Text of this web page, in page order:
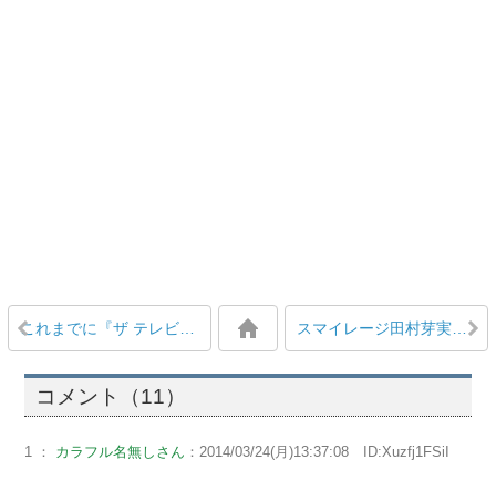
これまでに『ザ テレビジョン』の表紙を飾ったハロプロメンバーは？ スマイレージ田村芽実、高校進学確定！ 「女子高生生活エンジョイ予定」のお知らせ
コメント（11）
1 ： カラフル名無しさん ：2014/03/24(月)13:37:08 ID:Xuzfj1FSiI